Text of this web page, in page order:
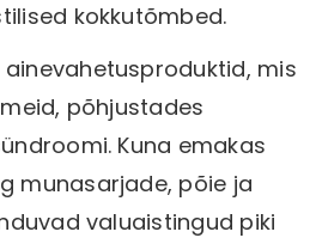
kokkutõmbed.
mis
põhjustades
Kuna emakas
munasarjade, põie ja
valuaistingud piki